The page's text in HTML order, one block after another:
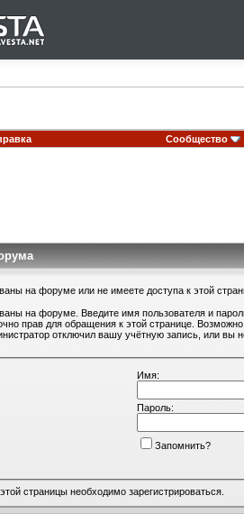
Сообщество
на форуме или не имеете доступа к этой
на форуме. Введите имя пользователя и
прав для обращения к этой странице.
отключил вашу учётную запись, или вы
Имя:
Пароль:
Запомнить?
страницы необходимо зарегистрироваться